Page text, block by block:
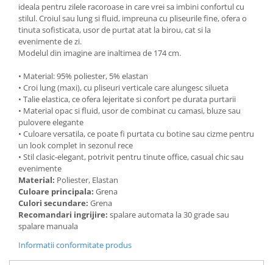
ideala pentru zilele racoroase in care vrei sa imbini confortul cu
stilul. Croiul sau lung si fluid, impreuna cu pliseurile fine, ofera o
tinuta sofisticata, usor de purtat atat la birou, cat si la
evenimente de zi.
Modelul din imagine are inaltimea de 174 cm.
• Material: 95% poliester, 5% elastan
• Croi lung (maxi), cu pliseuri verticale care alungesc silueta
• Talie elastica, ce ofera lejeritate si confort pe durata purtarii
• Material opac si fluid, usor de combinat cu camasi, bluze sau
pulovere elegante
• Culoare versatila, ce poate fi purtata cu botine sau cizme pentru
un look complet in sezonul rece
• Stil clasic-elegant, potrivit pentru tinute office, casual chic sau
evenimente
Material: Poliester, Elastan
Culoare principala: Grena
Culori secundare: Grena
Recomandari ingrijire: spalare automata la 30 grade sau
spalare manuala
Informatii conformitate produs